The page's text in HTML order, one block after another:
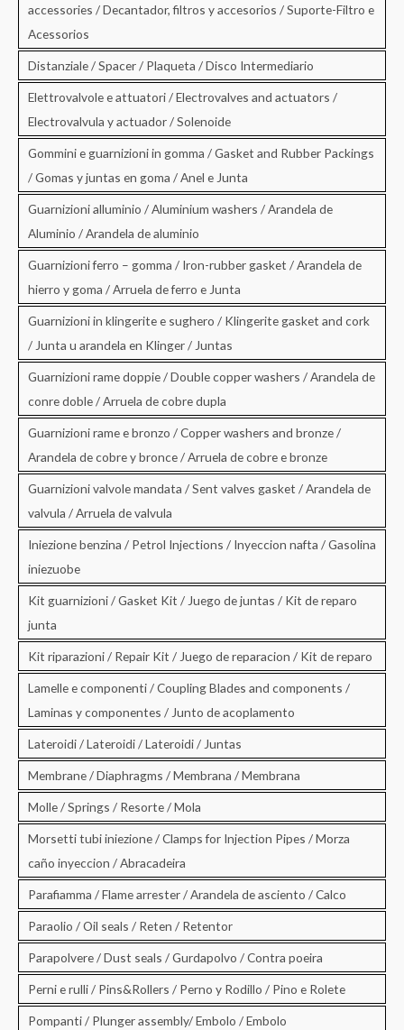
accessories / Decantador, filtros y accesorios / Suporte-Filtro e
Acessorios
Distanziale / Spacer / Plaqueta / Disco Intermediario
Elettrovalvole e attuatori / Electrovalves and actuators /
Electrovalvula y actuador / Solenoide
Gommini e guarnizioni in gomma / Gasket and Rubber Packings
/ Gomas y juntas en goma / Anel e Junta
Guarnizioni alluminio / Aluminium washers / Arandela de
Aluminio / Arandela de aluminio
Guarnizioni ferro – gomma / Iron-rubber gasket / Arandela de
hierro y goma / Arruela de ferro e Junta
Guarnizioni in klingerite e sughero / Klingerite gasket and cork
/ Junta u arandela en Klinger / Juntas
Guarnizioni rame doppie / Double copper washers / Arandela de
conre doble / Arruela de cobre dupla
Guarnizioni rame e bronzo / Copper washers and bronze /
Arandela de cobre y bronce / Arruela de cobre e bronze
Guarnizioni valvole mandata / Sent valves gasket / Arandela de
valvula / Arruela de valvula
Iniezione benzina / Petrol Injections / Inyeccion nafta / Gasolina
iniezuobe
Kit guarnizioni / Gasket Kit / Juego de juntas / Kit de reparo
junta
Kit riparazioni / Repair Kit / Juego de reparacion / Kit de reparo
Lamelle e componenti / Coupling Blades and components /
Laminas y componentes / Junto de acoplamento
Lateroidi / Lateroidi / Lateroidi / Juntas
Membrane / Diaphragms / Membrana / Membrana
Molle / Springs / Resorte / Mola
Morsetti tubi iniezione / Clamps for Injection Pipes / Morza
caño inyeccion / Abracadeira
Parafiamma / Flame arrester / Arandela de asciento / Calco
Paraolio / Oil seals / Reten / Retentor
Parapolvere / Dust seals / Gurdapolvo / Contra poeira
Perni e rulli / Pins&Rollers / Perno y Rodillo / Pino e Rolete
Pompanti / Plunger assembly/ Embolo / Embolo